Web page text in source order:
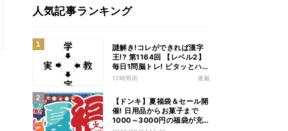
人気記事ランキング
謎解き!コレができれば漢字
王!? 第1164回 【レベル2】
毎日1問脳トレ! ピタッとハマ
る漢字はどれだ?
12時間前 連載
【ドンキ】夏福袋＆セール開
催! 日用品からお菓子まで
1000～3000円の福袋が充